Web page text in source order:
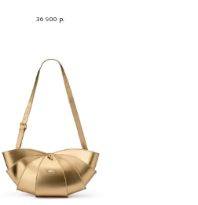
36 900 р.